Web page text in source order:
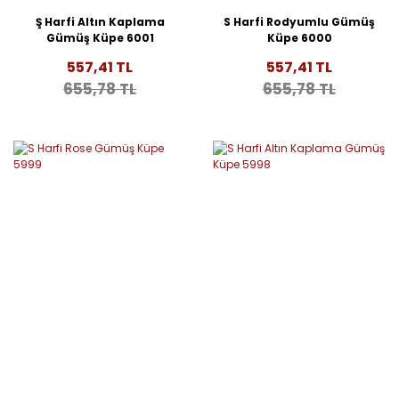
Ş Harfi Altın Kaplama
Gümüş Küpe 6001
557,41 TL
655,78 TL
S Harfi Rodyumlu Gümüş
Küpe 6000
557,41 TL
655,78 TL